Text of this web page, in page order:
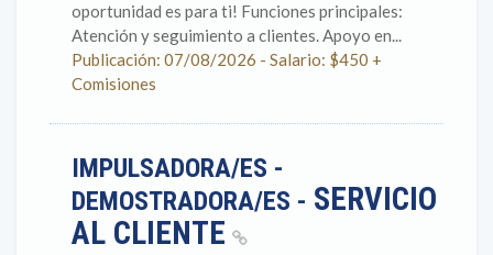
oportunidad es para ti! Funciones principales:
Atención y seguimiento a clientes. Apoyo en...
Publicación: 07/08/2026 - Salario: $450 +
Comisiones
IMPULSADORA/ES -
DEMOSTRADORA/ES - SERVICIO
AL CLIENTE